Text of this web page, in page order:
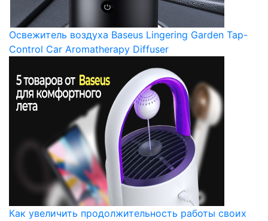
Освежитель воздуха Baseus Lingering Garden Tap-
Control Car Aromatherapy Diffuser
Как увеличить продолжительность работы своих